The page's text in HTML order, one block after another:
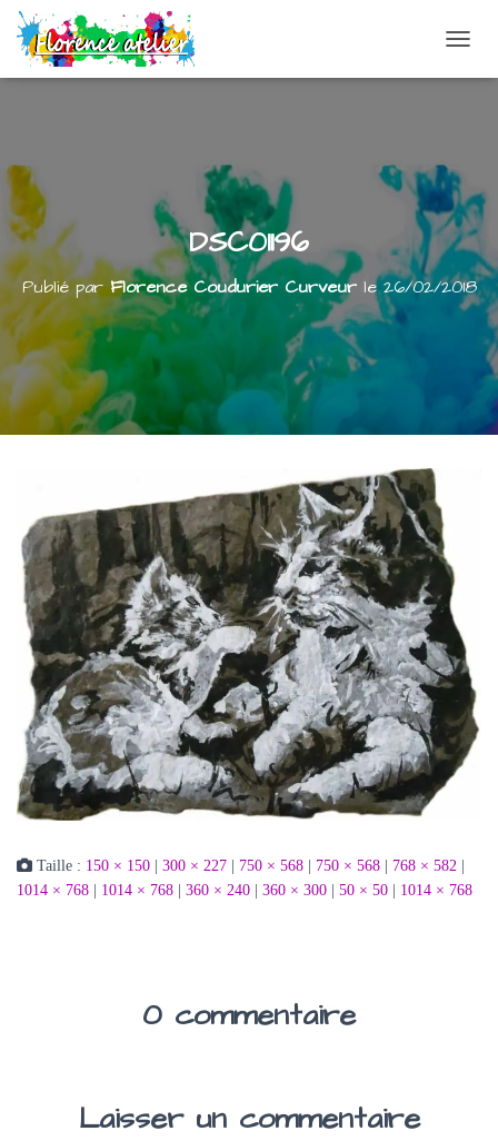
DSC01196
Publié parFlorence Coudurier Curveurle26/02/2018
Taille : 150 × 150 300 × 227 750 × 568 750 × 568 768 × 582
1014 × 768
1014 × 768 360 × 240 360 × 300 50 × 50 1014 × 768
0 commentaire
Laisser un commentaire